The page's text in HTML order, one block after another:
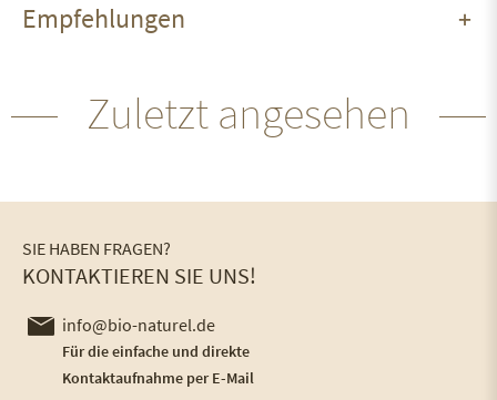
Empfehlungen
Zuletzt angesehen
SIE HABEN FRAGEN?
KONTAKTIEREN SIE UNS!
info@bio-naturel.de
Für die einfache und direkte
Kontaktaufnahme per E-Mail